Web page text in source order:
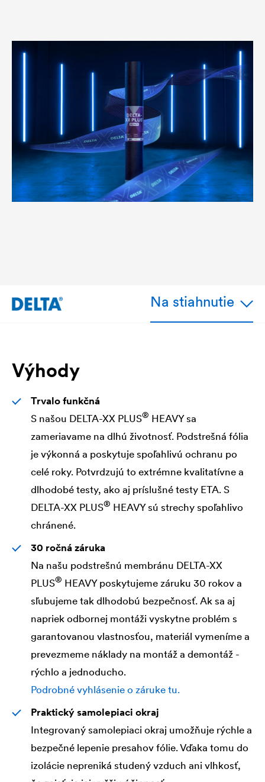
Na stiahnutie
Výhody
Trvalo funkčná
S našou DELTA-XX PLUS® HEAVY sa
zameriavame na dlhú životnosť. Podstrešná fólia
je výkonná a poskytuje spoľahlivú ochranu po
celé roky. Potvrdzujú to extrémne kvalitatívne a
dlhodobé testy, ako aj príslušné testy ETA. S
DELTA-XX PLUS® HEAVY sú strechy spoľahlivo
chránené.
30 ročná záruka
Na našu podstrešnú membránu DELTA-XX
PLUS® HEAVY poskytujeme záruku 30 rokov a
sľubujeme tak dlhodobú bezpečnosť. Ak sa aj
napriek odbornej montáži vyskytne problém s
garantovanou vlastnosťou, materiál vymeníme a
prevezmeme náklady na montáž a demontáž -
rýchlo a jednoducho.
Podrobné vyhlásenie o záruke tu.
Praktický samolepiaci okraj
Integrovaný samolepiaci okraj umožňuje rýchle a
bezpečné lepenie presahov fólie. Vďaka tomu do
izolácie nepreniká studený vzduch ani vlhkosť,